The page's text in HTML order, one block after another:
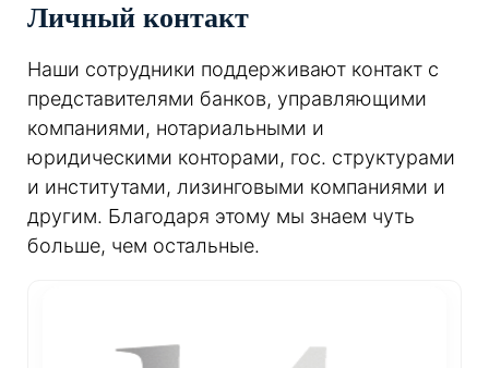
Личный контакт
Наши сотрудники поддерживают контакт с
представителями банков, управляющими
компаниями, нотариальными и
юридическими конторами, гос. структурами
и институтами, лизинговыми компаниями и
другим. Благодаря этому мы знаем чуть
больше, чем остальные.